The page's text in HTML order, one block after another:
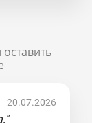
20.07.2026